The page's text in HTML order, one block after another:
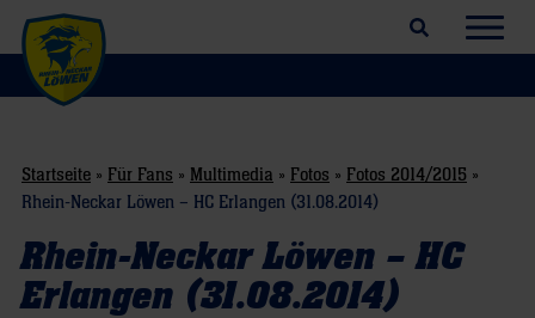
Suchfeld öffnen
Startseite » Für Fans » Multimedia » Fotos » Fotos 2014/2015 »
Rhein-Neckar Löwen – HC Erlangen (31.08.2014)
Rhein-Neckar Löwen – HC
Erlangen (31.08.2014)